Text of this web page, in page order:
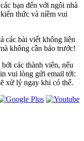
bạn đến với ngôi nhà
thức và niềm vui
các bài viết không liên
không cần báo trước!
các thành viên, nếu
vui lòng gửi email tới:
xử lý ngay khi có thể.